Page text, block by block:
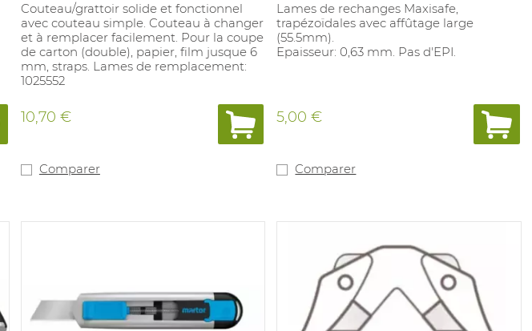
Couteau/grattoir solide et fonctionnel
avec couteau simple. Couteau à changer
et à remplacer facilement. Pour la coupe
de carton (double), papier, film jusque 6
mm, straps. Lames de remplacement:
1025552
10,70 €
Comparer
Lames de rechanges Maxisafe,
trapézoïdales avec affûtage large
(55.5mm).
Epaisseur: 0,63 mm. Pas d'EPI.
5,00 €
Comparer